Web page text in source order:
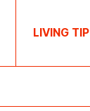
LIVING TIP